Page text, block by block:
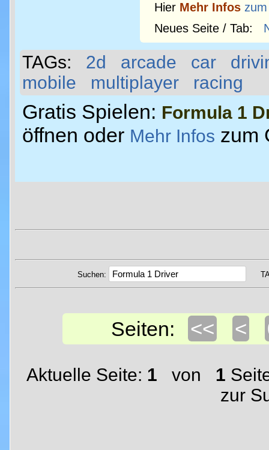
Hier Mehr Infos
Neues Seite / Tab:
TAGs: 2d arcade car
mobile
multiplayer racing
Gratis Spielen: Formula 1
öffnen oder Mehr Infos zum
Suchen:
Seiten: << <
Aktuelle Seite: 1 von 1
zur